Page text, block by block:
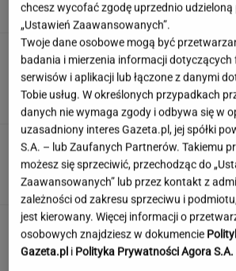
Zamówili
miliona. Ekspert ocenia
do kuchni prezydenta
ALEKSANDRA PIETROW
Quiz: polskie miasta. My
wskazujesz jakie to
Nie czekaj, aż będzie za
oznaczać, że szkoła
MATERIAŁ PROMOCYJNY
chcesz wycofać zgodę uprzednio udzieloną
„Ustawień Zaawansowanych”.
Twoje dane osobowe mogą być
badania i mierzenia informacji
serwisów i aplikacji lub łączone z danymi
Tobie usług. W określonych przypadkach
danych nie wymaga zgody i odbywa się w
uzasadniony interes Gazeta.pl, jej spółki
S.A. – lub Zaufanych Partnerów. Takiemu
możesz się sprzeciwić, przechodząc do
Zaawansowanych” lub przez kontakt z
zależności od zakresu sprzeciwu i
jest kierowany. Więcej informacji o
osobowych znajdziesz w dokumencie
Gazeta.pl i Polityka Prywatności Agora S.A.